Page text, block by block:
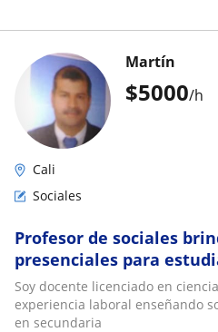
$5000/h
Martín
Cali
Sociales
Profesor de sociales
presenciales para
secundaria
Soy docente licenciado en
experiencia laboral enseñando
en secundaria